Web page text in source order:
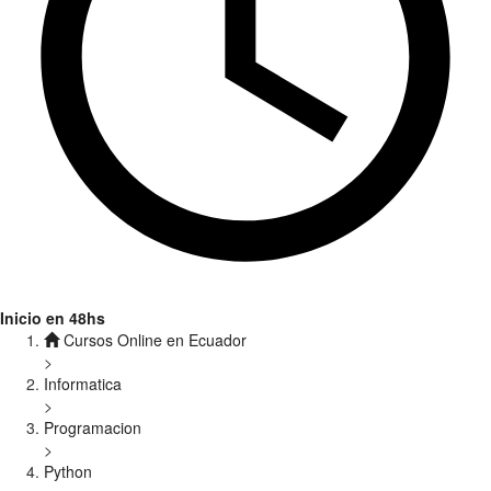
Inicio en 48hs
Cursos Online en Ecuador
>
Informatica
>
Programacion
>
Python